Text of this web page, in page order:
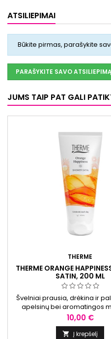
ATSILIEPIMAI
Būkite pirmas, parašykite
PARAŠYKITE SAVO ATSILIEPIMĄ
JUMS TAIP PAT GALI
THERME
THERME ORANGE
SATIN, 200 ML
Švelniai prausia, drėkina ir
apelsinų bei aromatingos
kvapą. Veganiška
Kaina
10,00 €
 Į krepšelį